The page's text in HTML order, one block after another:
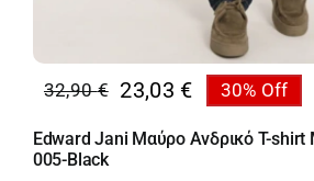
32,90€
Original
price
was:
23,03 €
Η
τρέχουσα
τιμή
30% Off
Edward Jani Μαύρο Ανδρικό T-shirt
005-Black